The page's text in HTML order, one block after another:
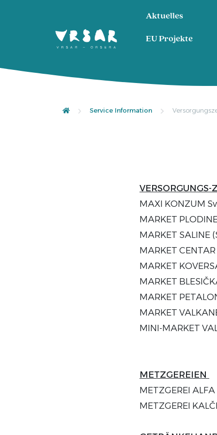
Aktuelles
EU Projekte
Service Information
MAXI KONZUM
MARKET
MARKET SALINE
MARKET
MARKET
MARKET
MARKET
MARKET
MINI-MARKET
METZGEREIEN
METZGEREI
METZGEREI